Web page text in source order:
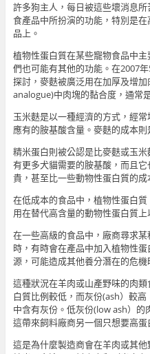
許多狗主人，每日被這些壞消息
食產品中所扮演的功能，特別是
品上。
植物性蛋白質在某些寵物食品中
們也可能有其他的功能。在2007
探討，麥麩被廣泛用在加厚及增
analogue)中肉塊的黏合度，通常
玉米麩是以一種經濟的方式，經
應有的胺基酸含量。麥麩的成本則
精米蛋白則被公認是比麥麩或玉
有更多犬貓需要的胺基酸，而且
貴，甚至比一些動物性蛋白質的成
在低成本的食品中，植物性蛋白
用在替代高含量的動物性蛋白質上
在一些高級的食品中，廠商尋求
時，有時會在產品中加入植物性
源，可能造成其他養分潛在的危
這種狀況在羊肉或山產野味的肉
白質比例較低，而灰份(ash）較
中含有灰份。低灰份(low ash）的
這帶來飼料廠商另一個只想要高
這是為什麼製造商會在羊肉或其